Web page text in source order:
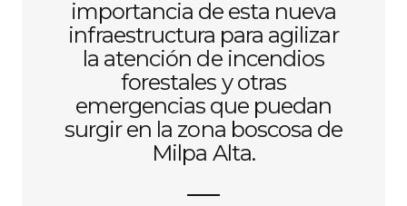
importancia de esta nueva
infraestructura para agilizar
la atención de incendios
forestales y otras
emergencias que puedan
surgir en la zona boscosa de
Milpa Alta.